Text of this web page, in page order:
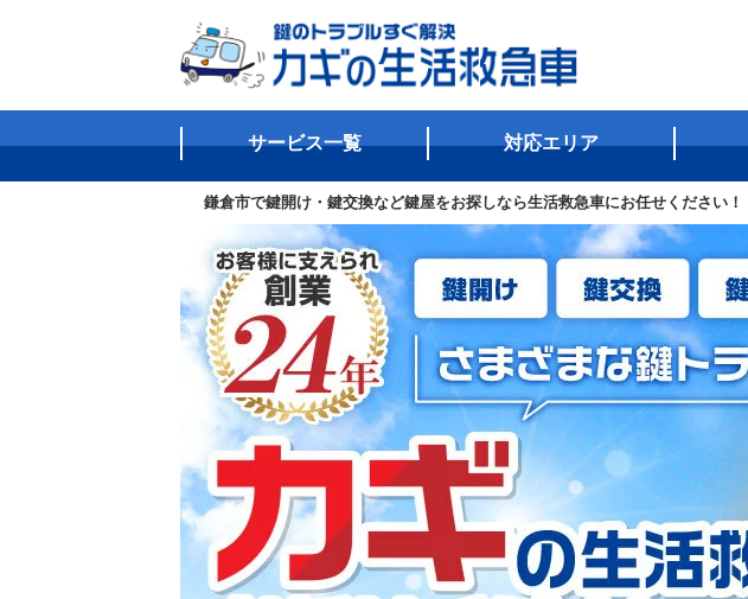
サービス一覧 対応エリア
鎌倉市で鍵開け・鍵交換など鍵屋をお探しなら生活救急車にお任せください！